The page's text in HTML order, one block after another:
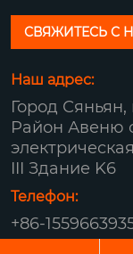
СВЯЖИТЕСЬ С
Наш адрес:
Город
Район Авеню
III Здание K6
Телефон:
+86-